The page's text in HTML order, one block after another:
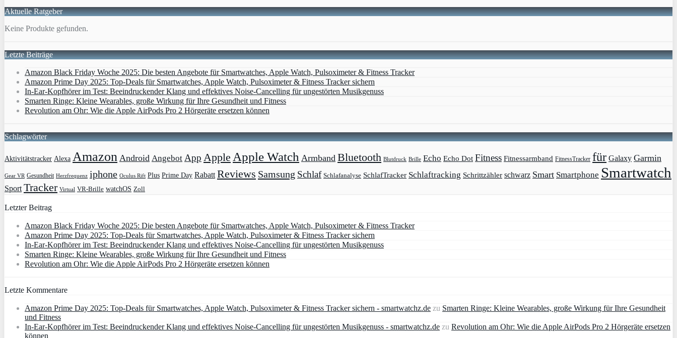
Aktuelle Ratgeber
Keine Produkte gefunden.
Letzte Beiträge
Amazon Black Friday Woche 2025: Die besten Angebote für Smartwatches, Apple Watch, Pulsoximeter & Fitness Tracker
Amazon Prime Day 2025: Top-Deals für Smartwatches, Apple Watch, Pulsoximeter & Fitness Tracker sichern
In-Ear-Kopfhörer im Test: Beeindruckender Klang und effektives Noise-Cancelling für ungestörten Musikgenuss
Smarten Ringe: Kleine Wearables, große Wirkung für Ihre Gesundheit und Fitness
Revolution am Ohr: Wie die Apple AirPods Pro 2 Hörgeräte ersetzen können
Schlagwörter
Aktivitätstracker Alexa Amazon Android Angebot App Apple Apple Watch Armband Bluetooth Blutdruck Brille Echo Echo Dot Fitness Fitnessarmband FitnessTracker für Galaxy Garmin
Gear VR Gesundheit Herzfrequenz iphone Oculus Rift Plus Prime Day Rabatt Reviews Samsung Schlaf Schlafanalyse SchlafTracker Schlaftracking Schrittzähler schwarz Smart Smartphone Smartwatch
Sport Tracker Virtual VR-Brille watchOS Zoll
Letzter Beitrag
Amazon Black Friday Woche 2025: Die besten Angebote für Smartwatches, Apple Watch, Pulsoximeter & Fitness Tracker
Amazon Prime Day 2025: Top-Deals für Smartwatches, Apple Watch, Pulsoximeter & Fitness Tracker sichern
In-Ear-Kopfhörer im Test: Beeindruckender Klang und effektives Noise-Cancelling für ungestörten Musikgenuss
Smarten Ringe: Kleine Wearables, große Wirkung für Ihre Gesundheit und Fitness
Revolution am Ohr: Wie die Apple AirPods Pro 2 Hörgeräte ersetzen können
Letzte Kommentare
Amazon Prime Day 2025: Top-Deals für Smartwatches, Apple Watch, Pulsoximeter & Fitness Tracker sichern - smartwatchz.de zu Smarten Ringe: Kleine Wearables, große Wirkung für Ihre Gesundheit
und Fitness
In-Ear-Kopfhörer im Test: Beeindruckender Klang und effektives Noise-Cancelling für ungestörten Musikgenuss - smartwatchz.de zu Revolution am Ohr: Wie die Apple AirPods Pro 2 Hörgeräte ersetzen
können